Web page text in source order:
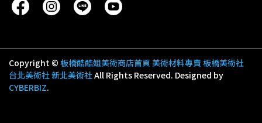
Copyright © 板橋酷酷姐美術商店首頁 美術材料專賣 板橋美術社
台北美術社 新北美術社All Rights Reserved. Designed by
CYBERBIZ.